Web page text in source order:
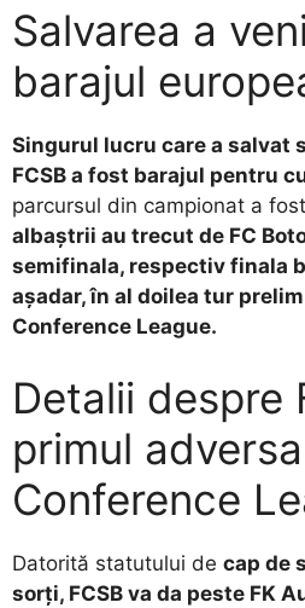
Salvarea a
barajul
Singurul lucru care a salvat
FCSB a fost barajul pentru
parcursul din campionat a
albaștrii au trecut de FC
semifinala, respectiv finala
așadar, în al doilea tur
Conference League.
Detalii despre
primul
Conference
​Datorită statutului de cap de
sorți, FCSB va da peste FK